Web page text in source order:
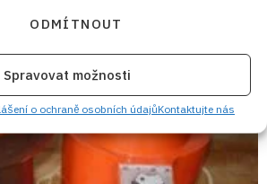
ODMÍTNOUT
Spravovat možnosti
o ochraně osobních údajůKontaktujte nás